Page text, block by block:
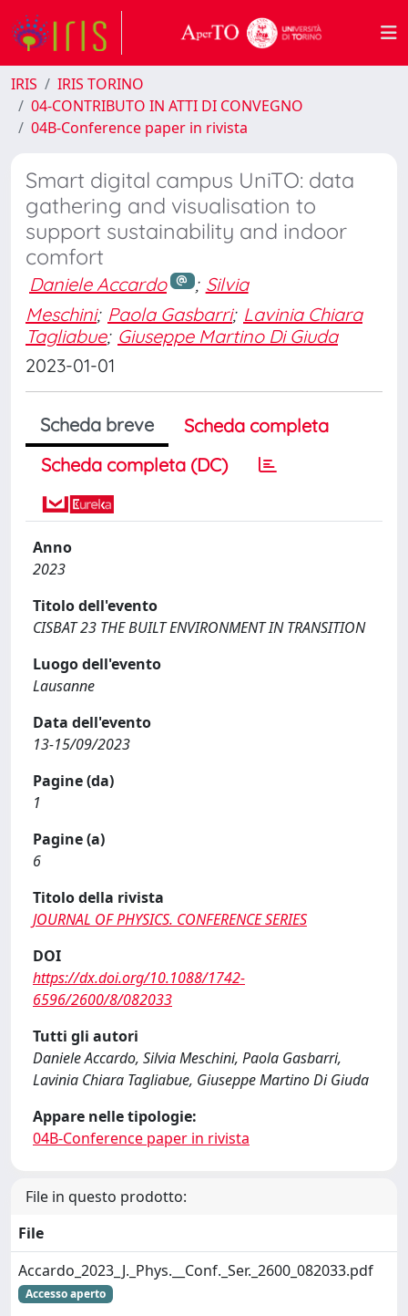
IRIS
IRIS TORINO
04-CONTRIBUTO IN ATTI DI CONVEGNO
04B-Conference paper in rivista
Smart digital campus UniTO: data
gathering and visualisation to
support sustainability and indoor
comfort
Daniele Accardo ; Silvia
Meschini; Paola Gasbarri; Lavinia Chiara
Tagliabue; Giuseppe Martino Di Giuda
2023-01-01
Scheda breve
Scheda completa
Scheda completa (DC)
Anno
2023
Titolo dell'evento
CISBAT 23 THE BUILT ENVIRONMENT IN TRANSITION
Luogo dell'evento
Lausanne
Data dell'evento
13-15/09/2023
Pagine (da)
1
Pagine (a)
6
Titolo della rivista
JOURNAL OF PHYSICS. CONFERENCE SERIES
DOI
https://dx.doi.org/10.1088/1742-
6596/2600/8/082033
Tutti gli autori
Daniele Accardo, Silvia Meschini, Paola Gasbarri,
Lavinia Chiara Tagliabue, Giuseppe Martino Di Giuda
Appare nelle tipologie:
04B-Conference paper in rivista
File in questo prodotto:
File
Accardo_2023_J._Phys.__Conf._Ser._2600_082033.pdf
Accesso aperto